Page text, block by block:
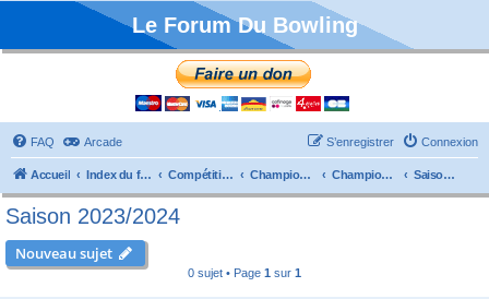
Le Forum Du Bowling
FAQ Arcade Connexion
S’enregistrer
Accueil Index du forum Compétitions Championnats de France Championnat Départemental Saison 2023/2024
Saison 2023/2024
Nouveau sujet
0 sujet • Page 1 sur 1